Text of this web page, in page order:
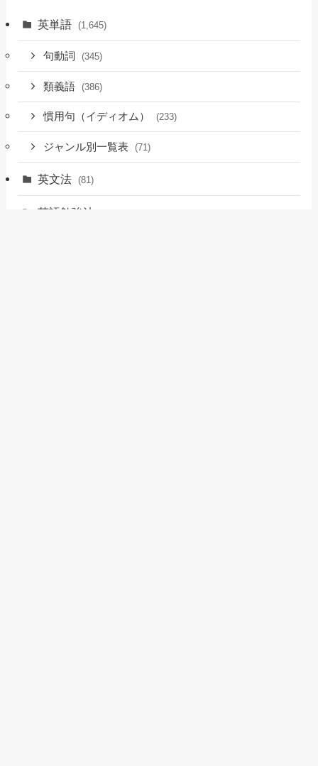
英単語 (1,645)
句動詞 (345)
類義語 (386)
慣用句（イディオム） (233)
ジャンル別一覧表 (71)
英文法 (81)
英語勉強法